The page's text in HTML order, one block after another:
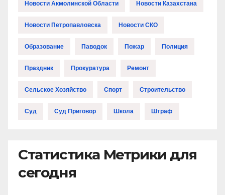
Новости Акмолинской Области Новости Казахстана
Новости Петропавловска Новости СКО
Образование Паводок Пожар Полиция
Праздник Прокуратура Ремонт
Сельское Хозяйство Спорт Строительство
Суд Суд Приговор Школа Штраф
Статистика Метрики для
сегодня